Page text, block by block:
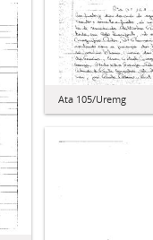
Ata 105/Uremg